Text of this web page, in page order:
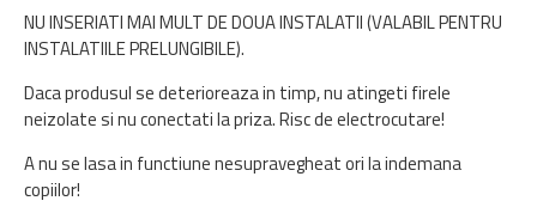
NU INSERIATI MAI MULT DE DOUA INSTALATII (VALABIL PENTRU
INSTALATIILE PRELUNGIBILE).
Daca produsul se deterioreaza in timp, nu atingeti firele
neizolate si nu conectati la priza. Risc de electrocutare!
A nu se lasa in functiune nesupravegheat ori la indemana
copiilor!